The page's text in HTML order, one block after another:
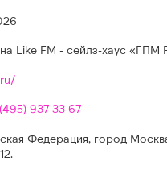
на Like FM - сейлз-хаус «ГПМ
937 33 67
Федерация, город